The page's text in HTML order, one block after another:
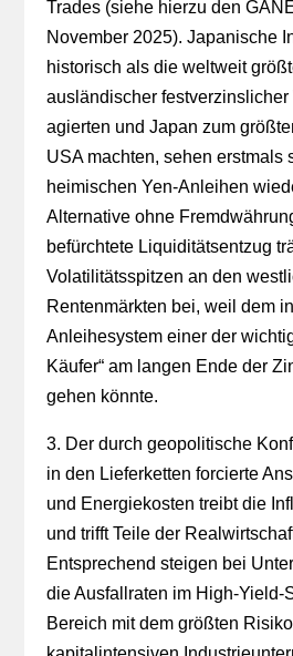
Trades (siehe hierzu den
November 2025). Japanische
historisch als die weltweit
ausländischer
agierten und Japan zum
USA machten, sehen erstmals
heimischen Yen-Anleihen
Alternative ohne
befürchtete Liquiditätsentzug
Volatilitätsspitzen an den
Rentenmärkten bei, weil dem
Anleihesystem einer der
Käufer“ am langen Ende der
gehen könnte.
3. Der durch geopolitische
in den Lieferketten forcierte
und Energiekosten treibt die
und trifft Teile der
Entsprechend steigen bei
die Ausfallraten im High-Yield-
Bereich mit dem größten